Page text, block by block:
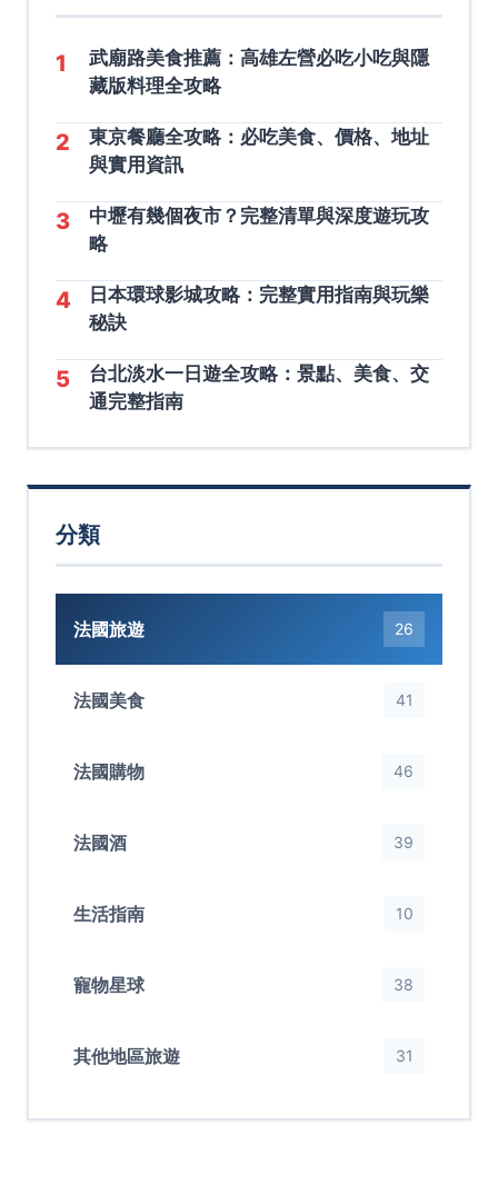
1
武廟路美食推薦：高雄左營必吃小吃與隱
藏版料理全攻略
2
東京餐廳全攻略：必吃美食、價格、地址
與實用資訊
3
中壢有幾個夜市？完整清單與深度遊玩攻
略
4
日本環球影城攻略：完整實用指南與玩樂
秘訣
5
台北淡水一日遊全攻略：景點、美食、交
通完整指南
分類
法國旅遊 26
法國美食 41
法國購物 46
法國酒 39
生活指南 10
寵物星球 38
其他地區旅遊 31